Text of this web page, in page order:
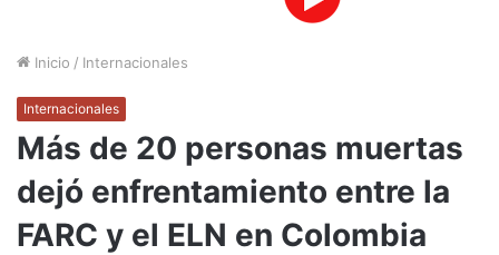
Inicio / Internacionales
Internacionales
Más de 20 personas muertas
dejó enfrentamiento entre la
FARC y el ELN en Colombia